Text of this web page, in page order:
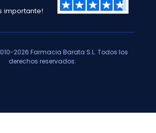
importante!
2026 Farmacia Barata S.L. Todos los
derechos reservados.